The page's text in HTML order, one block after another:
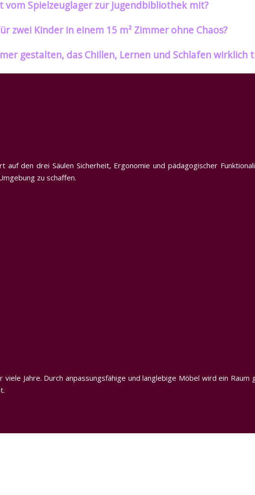
vom Spielzeuglager zur Jugendbibliothek mit?
zwei Kinder in einem 15 m² Zimmer ohne Chaos?
gestalten, das Chillen, Lernen und Schlafen wirklich
auf den drei Säulen Sicherheit, Ergonomie und pädagogischer
zu schaffen.
Jahre. Durch anpassungsfähige und langlebige Möbel wird ein